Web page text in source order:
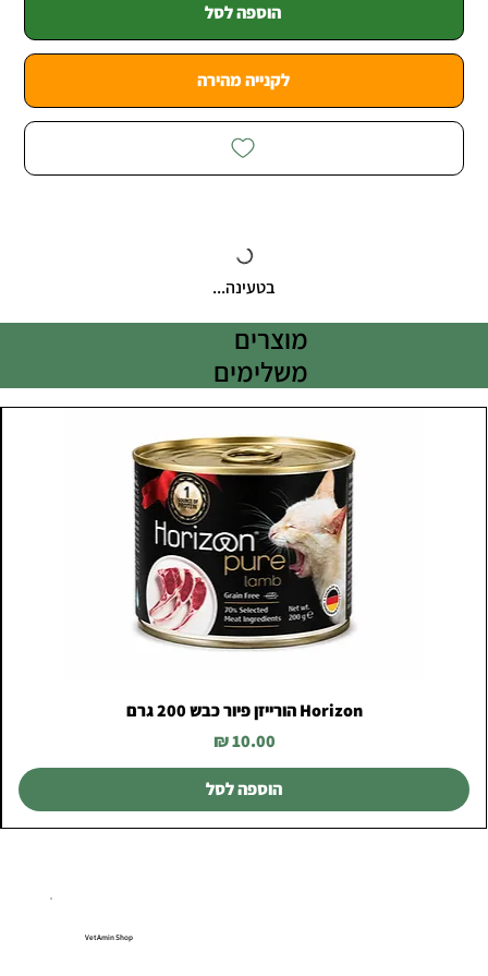
הוספה לסל
לקנייה מהירה
בטעינה...
מוצרים
משלימים
Horizon הורייזן פיור כבש 200 גרם
מחיר
הוספה לסל
VetAmin Shop